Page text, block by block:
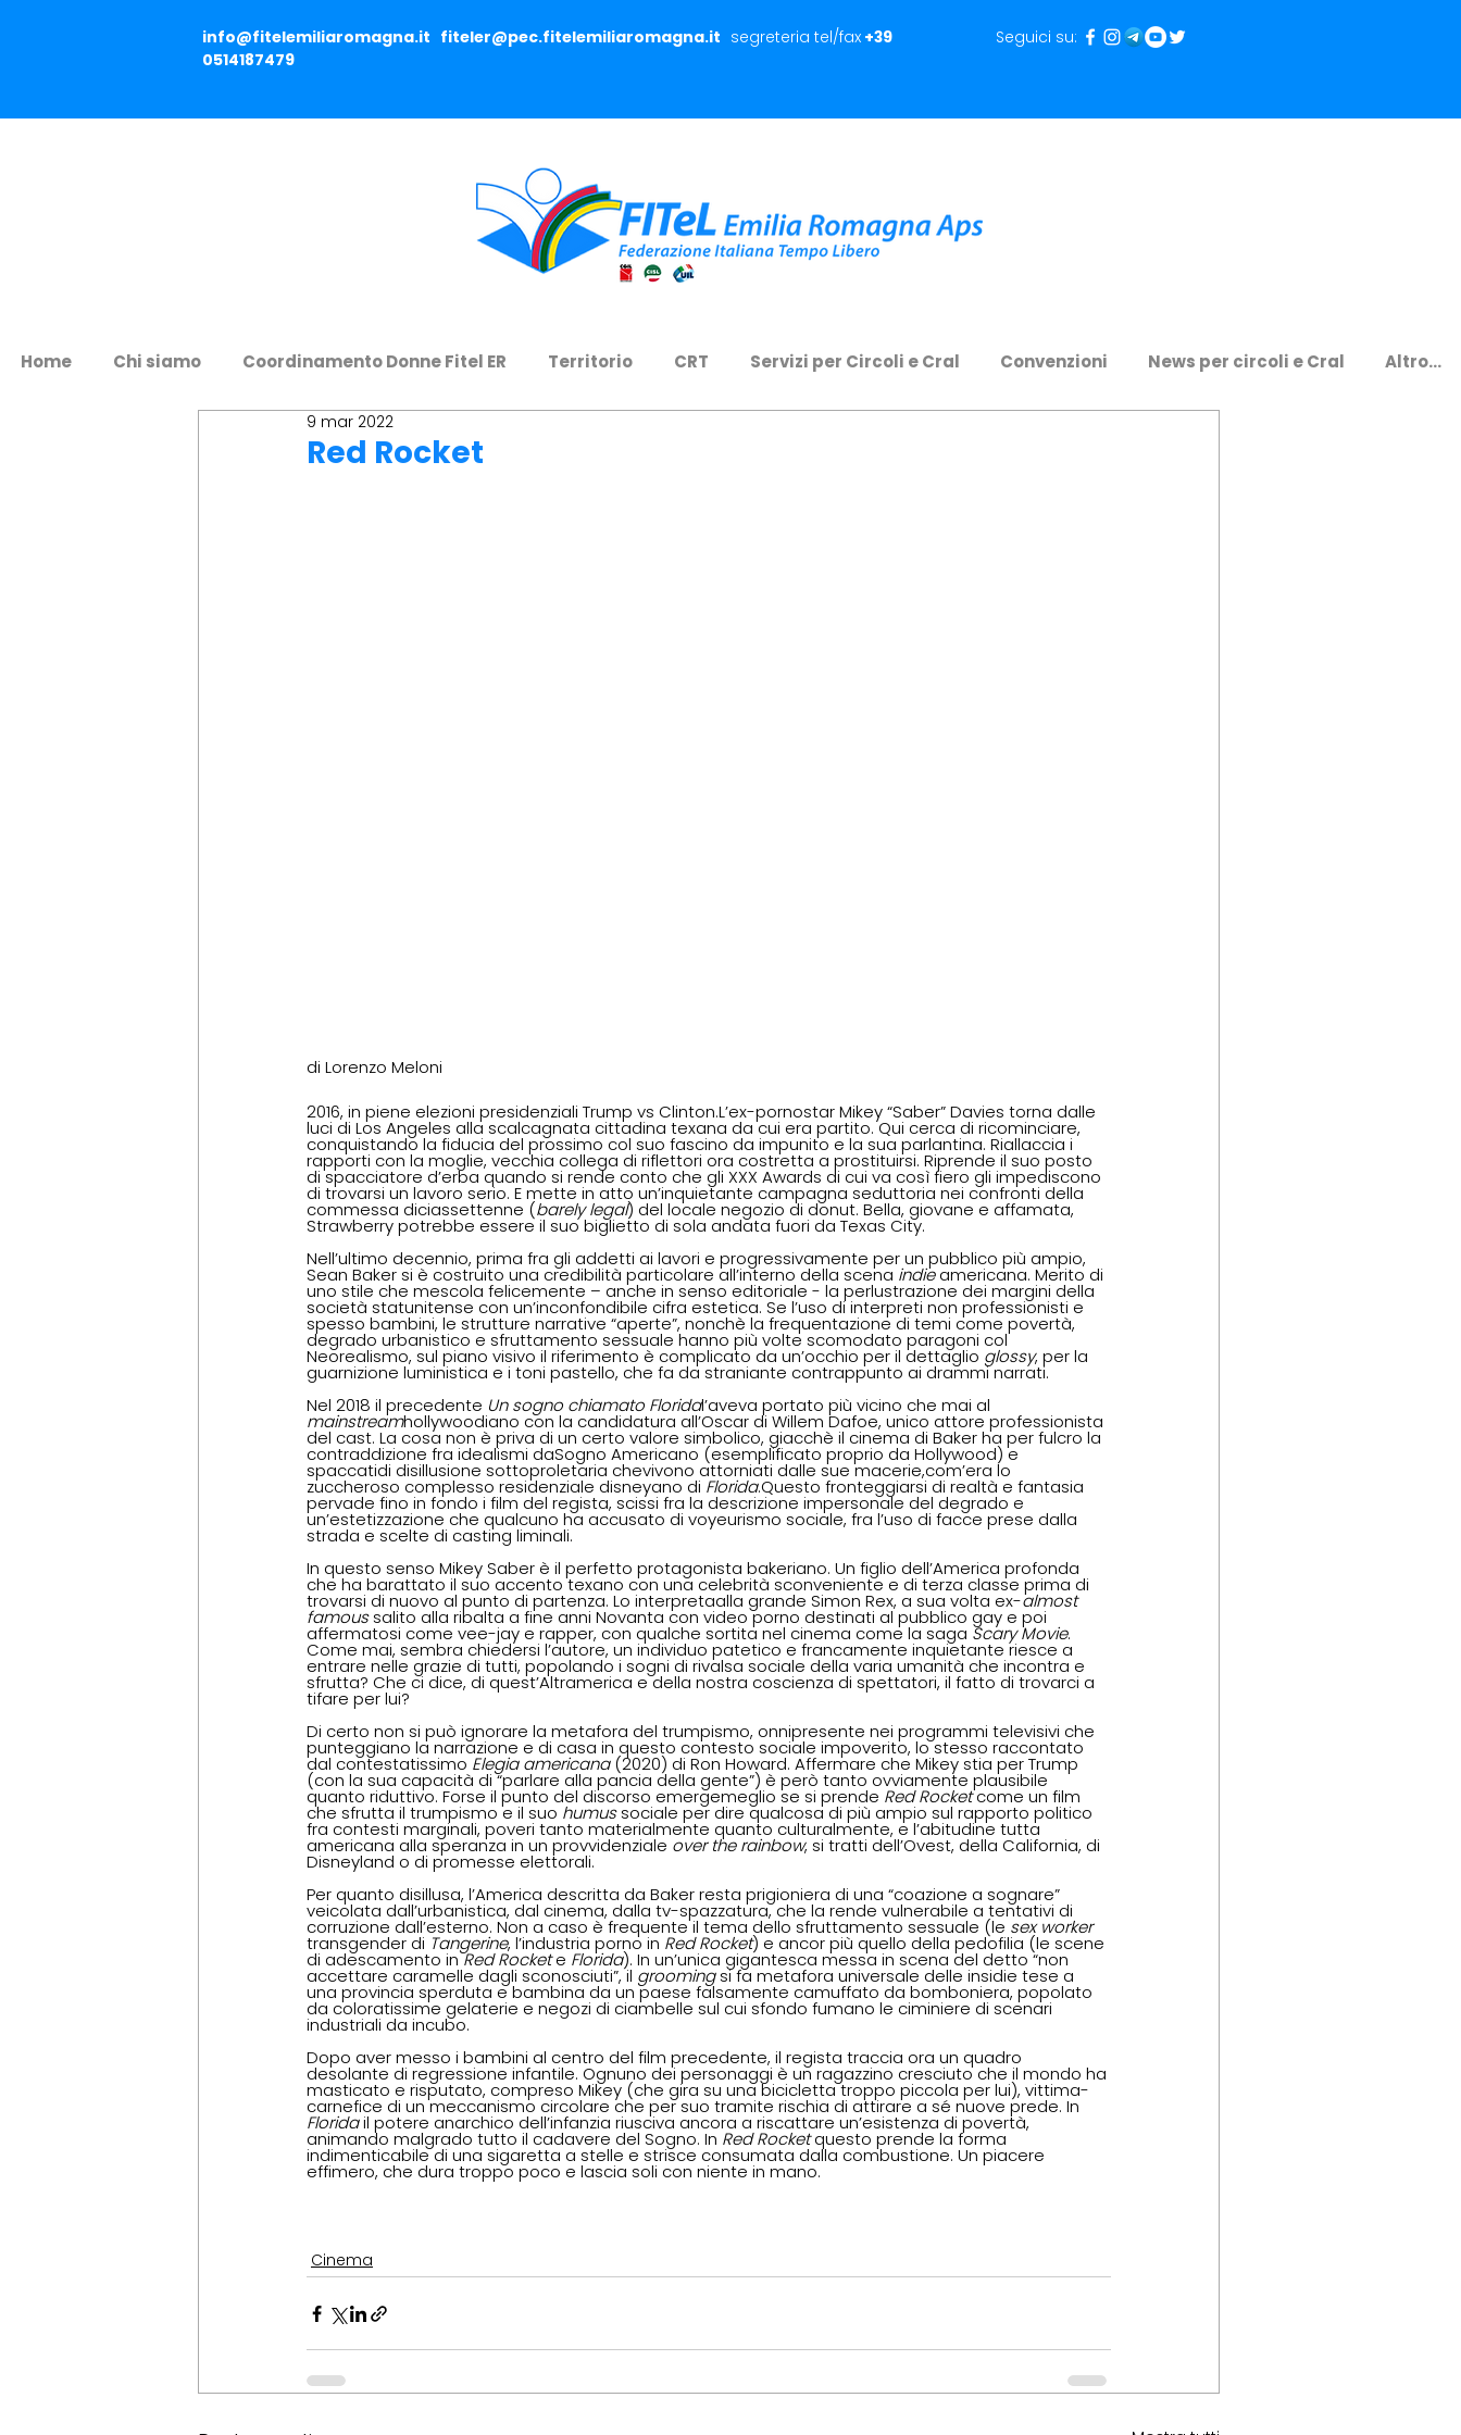
info@fitelemiliaromagna.it fiteler@pec.fitelemiliaromagna.it segreteria tel/fax +39
0514187479
Seguici su:
Home Chi siamo Coordinamento Donne Fitel ER Territorio CRT Servizi per Circoli e Cral Convenzioni News per circoli e Cral Altro...
Red Rocket
9 mar 2022
di Lorenzo Meloni
2016, in piene elezioni presidenziali Trump vs Clinton.L’ex-pornostar Mikey “Saber” Davies torna dalle
luci di Los Angeles alla scalcagnata cittadina texana da cui era partito. Qui cerca di ricominciare,
conquistando la fiducia del prossimo col suo fascino da impunito e la sua parlantina. Riallaccia i
rapporti con la moglie, vecchia collega di riflettori ora costretta a prostituirsi. Riprende il suo posto
di spacciatore d’erba quando si rende conto che gli XXX Awards di cui va così fiero gli impediscono
di trovarsi un lavoro serio. E mette in atto un’inquietante campagna seduttoria nei confronti della
commessa diciassettenne (barely legal) del locale negozio di donut. Bella, giovane e affamata,
Strawberry potrebbe essere il suo biglietto di sola andata fuori da Texas City.
Nell’ultimo decennio, prima fra gli addetti ai lavori e progressivamente per un pubblico più ampio,
Sean Baker si è costruito una credibilità particolare all’interno della scena indie americana. Merito di
uno stile che mescola felicemente – anche in senso editoriale - la perlustrazione dei margini della
società statunitense con un’inconfondibile cifra estetica. Se l’uso di interpreti non professionisti e
spesso bambini, le strutture narrative “aperte”, nonchè la frequentazione di temi come povertà,
degrado urbanistico e sfruttamento sessuale hanno più volte scomodato paragoni col
Neorealismo, sul piano visivo il riferimento è complicato da un’occhio per il dettaglio glossy, per la
guarnizione luministica e i toni pastello, che fa da straniante contrappunto ai drammi narrati.
Nel 2018 il precedente Un sogno chiamato Floridal’aveva portato più vicino che mai al
mainstreamhollywoodiano con la candidatura all’Oscar di Willem Dafoe, unico attore professionista
del cast. La cosa non è priva di un certo valore simbolico, giacchè il cinema di Baker ha per fulcro la
contraddizione fra idealismi daSogno Americano (esemplificato proprio da Hollywood) e
spaccatidi disillusione sottoproletaria chevivono attorniati dalle sue macerie,com’era lo
zuccheroso complesso residenziale disneyano di Florida.Questo fronteggiarsi di realtà e fantasia
pervade fino in fondo i film del regista, scissi fra la descrizione impersonale del degrado e
un’estetizzazione che qualcuno ha accusato di voyeurismo sociale, fra l’uso di facce prese dalla
strada e scelte di casting liminali.
In questo senso Mikey Saber è il perfetto protagonista bakeriano. Un figlio dell’America profonda
che ha barattato il suo accento texano con una celebrità sconveniente e di terza classe prima di
trovarsi di nuovo al punto di partenza. Lo interpretaalla grande Simon Rex, a sua volta ex-almost
famous salito alla ribalta a fine anni Novanta con video porno destinati al pubblico gay e poi
affermatosi come vee-jay e rapper, con qualche sortita nel cinema come la saga Scary Movie.
Come mai, sembra chiedersi l’autore, un individuo patetico e francamente inquietante riesce a
entrare nelle grazie di tutti, popolando i sogni di rivalsa sociale della varia umanità che incontra e
sfrutta? Che ci dice, di quest’Altramerica e della nostra coscienza di spettatori, il fatto di trovarci a
tifare per lui?
Di certo non si può ignorare la metafora del trumpismo, onnipresente nei programmi televisivi che
punteggiano la narrazione e di casa in questo contesto sociale impoverito, lo stesso raccontato
dal contestatissimo Elegia americana (2020) di Ron Howard. Affermare che Mikey stia per Trump
(con la sua capacità di “parlare alla pancia della gente”) è però tanto ovviamente plausibile
quanto riduttivo. Forse il punto del discorso emergemeglio se si prende Red Rocket come un film
che sfrutta il trumpismo e il suo humus sociale per dire qualcosa di più ampio sul rapporto politico
fra contesti marginali, poveri tanto materialmente quanto culturalmente, e l’abitudine tutta
americana alla speranza in un provvidenziale over the rainbow, si tratti dell’Ovest, della California, di
Disneyland o di promesse elettorali.
Per quanto disillusa, l’America descritta da Baker resta prigioniera di una “coazione a sognare”
veicolata dall’urbanistica, dal cinema, dalla tv-spazzatura, che la rende vulnerabile a tentativi di
corruzione dall’esterno. Non a caso è frequente il tema dello sfruttamento sessuale (le sex worker
transgender di Tangerine, l’industria porno in Red Rocket) e ancor più quello della pedofilia (le scene
di adescamento in Red Rocket e Florida). In un’unica gigantesca messa in scena del detto “non
accettare caramelle dagli sconosciuti”, il grooming si fa metafora universale delle insidie tese a
una provincia sperduta e bambina da un paese falsamente camuffato da bomboniera, popolato
da coloratissime gelaterie e negozi di ciambelle sul cui sfondo fumano le ciminiere di scenari
industriali da incubo.
Dopo aver messo i bambini al centro del film precedente, il regista traccia ora un quadro
desolante di regressione infantile. Ognuno dei personaggi è un ragazzino cresciuto che il mondo ha
masticato e risputato, compreso Mikey (che gira su una bicicletta troppo piccola per lui), vittima-
carnefice di un meccanismo circolare che per suo tramite rischia di attirare a sé nuove prede. In
Florida il potere anarchico dell’infanzia riusciva ancora a riscattare un’esistenza di povertà,
animando malgrado tutto il cadavere del Sogno. In Red Rocket questo prende la forma
indimenticabile di una sigaretta a stelle e strisce consumata dalla combustione. Un piacere
effimero, che dura troppo poco e lascia soli con niente in mano.
Cinema